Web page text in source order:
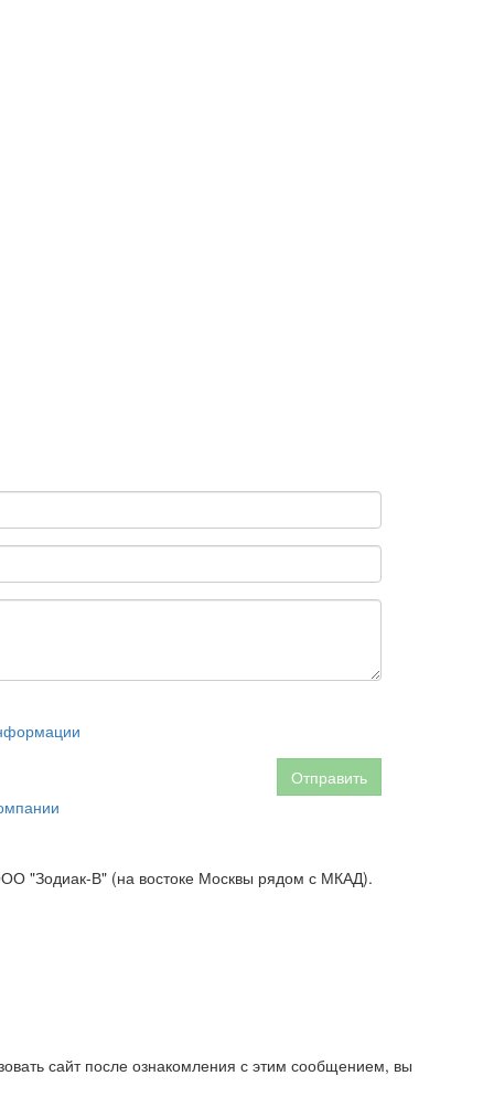
Отправить
"Зодиак-В" (на востоке Москвы рядом с МКАД).
сайт после ознакомления с этим сообщением, вы